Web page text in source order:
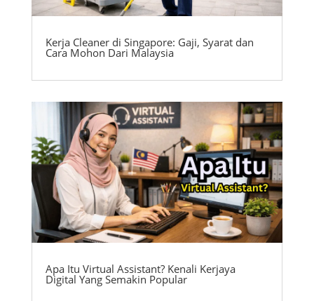
Kerja Cleaner di Singapore: Gaji, Syarat dan
Cara Mohon Dari Malaysia
Apa Itu Virtual Assistant? Kenali Kerjaya
Digital Yang Semakin Popular